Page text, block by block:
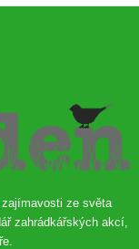
zajímavosti ze světa
zahrádkářských akcí,